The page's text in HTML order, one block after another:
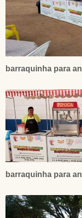
barraquinha para
barraquinha para